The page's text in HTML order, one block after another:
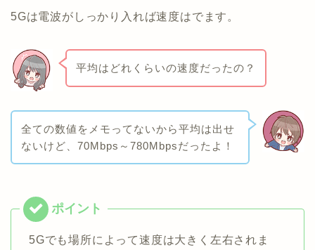
5Gは電波がしっかり入れば速度はでます。
平均はどれくらいの速度だったの？
全ての数値をメモってないから平均は出せ
ないけど、70Mbps～780Mbpsだったよ！
5Gでも場所によって速度は大きく左右されま